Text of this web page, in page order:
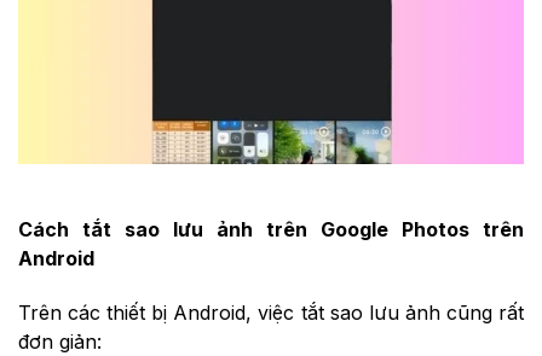
Cách tắt sao lưu ảnh trên Google Photos trên
Android
Trên các thiết bị Android, việc tắt sao lưu ảnh cũng rất
đơn giản: